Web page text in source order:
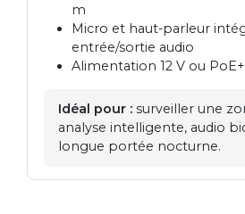
m
Micro et haut-parleur
entrée/sortie audio
Alimentation 12 V ou PoE+
Idéal pour : surveiller une
analyse intelligente, audio
longue portée nocturne.